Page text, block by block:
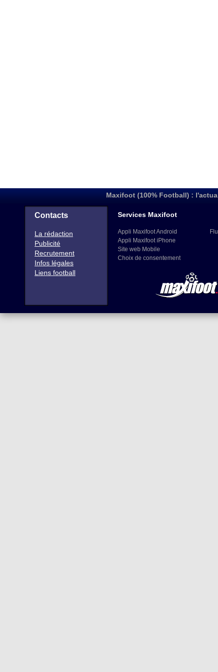
Maxifoot (100% Football) :
Contacts
La rédaction
Publicité
Recrutement
Infos légales
Liens football
Services Maxifoot
Appli Maxifoot Android
Appli Maxifoot iPhone
Site web Mobile
Choix de consentement